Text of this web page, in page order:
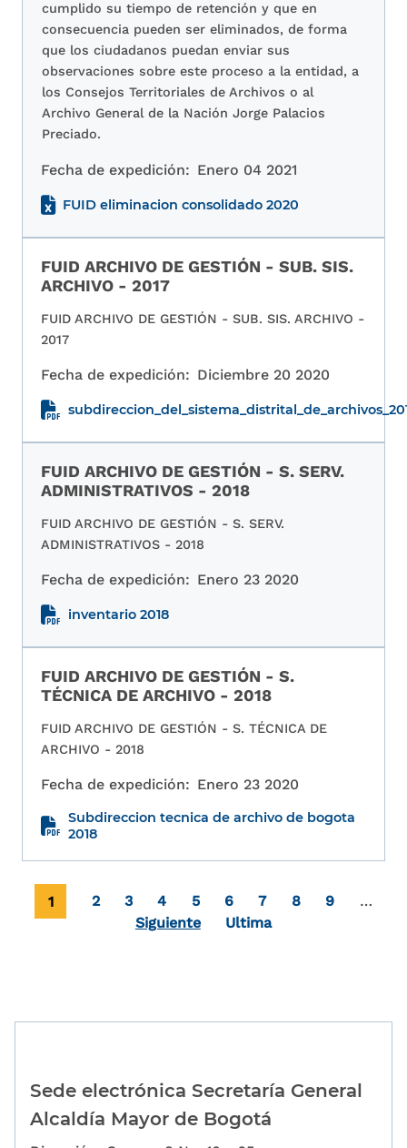
cumplido su tiempo de retención y que en
consecuencia pueden ser eliminados, de forma
que los ciudadanos puedan enviar sus
observaciones sobre este proceso a la entidad, a
los Consejos Territoriales de Archivos o al
Archivo General de la Nación Jorge Palacios
Preciado.
Fecha de expedición: Enero 04 2021
FUID eliminacion consolidado 2020
FUID ARCHIVO DE GESTIÓN - SUB. SIS.
ARCHIVO - 2017
FUID ARCHIVO DE GESTIÓN - SUB. SIS. ARCHIVO -
2017
Fecha de expedición: Diciembre 20 2020
FUID ARCHIVO DE GESTIÓN - S. SERV.
ADMINISTRATIVOS - 2018
FUID ARCHIVO DE GESTIÓN - S. SERV.
ADMINISTRATIVOS - 2018
Fecha de expedición: Enero 23 2020
inventario 2018
FUID ARCHIVO DE GESTIÓN - S.
TÉCNICA DE ARCHIVO - 2018
FUID ARCHIVO DE GESTIÓN - S. TÉCNICA DE
ARCHIVO - 2018
Fecha de expedición: Enero 23 2020
Subdireccion tecnica de archivo de bogota
2018
Paginación
Página actual
1 Page
2 Page
3 Page
4 Page
5 Page
6 Page
7 Page
8 Page
9
…
Siguiente
Última página
Ultima
Sede electrónica Secretaría General
Alcaldía Mayor de Bogotá